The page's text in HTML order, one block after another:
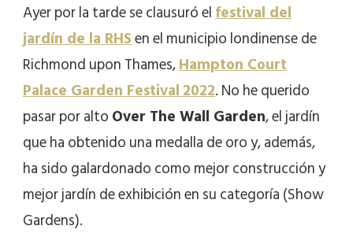
Ayer por la tarde se clausuró elfestival del
jardín de la RHSen el municipio londinense de
Richmond upon Thames,Hampton Court
Palace Garden Festival2022. No he querido
pasar por altoOver The Wall Garden, el jardín
que ha obtenido una medalla de oro y, además,
ha sido galardonado como mejor construcción y
mejor jardín de exhibición en su categoría (Show
Gardens).